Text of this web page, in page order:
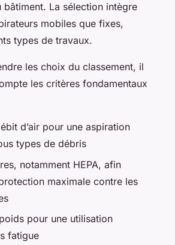
bâtiment. La sélection intègre
mobiles que fixes,
types de travaux.
les choix du classement, il
les critères fondamentaux
d’air pour une aspiration
types de débris
notamment HEPA, afin
maximale contre les
pour une utilisation
fatigue